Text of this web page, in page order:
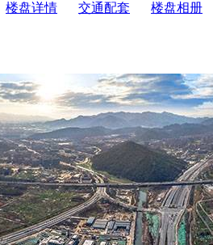
楼盘详情 交通配套 楼盘相册